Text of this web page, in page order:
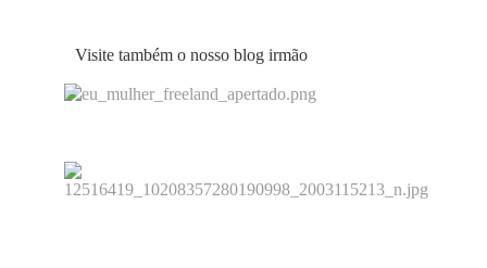
Visite também o nosso blog irmão